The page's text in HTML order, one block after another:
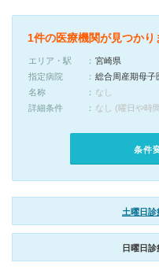
1件の医療機関が見つかり
エリア・駅
宮崎県
指定病院
総合周産期母子
名称
なし
詳細条件
なし (曜日や時
条件
土曜日
日曜日